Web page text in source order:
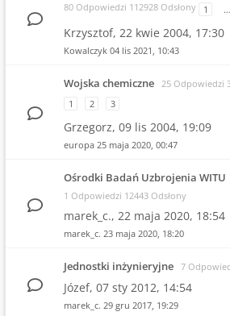
80 Odpowiedzi 112928 Odsłony 1 …
Krzysztof, 22 kwie 2004, 17:30
Kowalczyk 04 lis 2021, 10:43
Wojska chemiczne 25 Odpowiedzi
1
2 3
Grzegorz, 09 lis 2004, 19:09
europa 25 maja 2020, 00:47
Ośrodki Badań Uzbrojenia WITU
1 Odpowiedzi 12443 Odsłony
marek_c., 22 maja 2020, 18:54
marek_c. 23 maja 2020, 18:20
Jednostki inżynieryjne 7
Józef, 07 sty 2012, 14:54
marek_c. 29 gru 2017, 19:29